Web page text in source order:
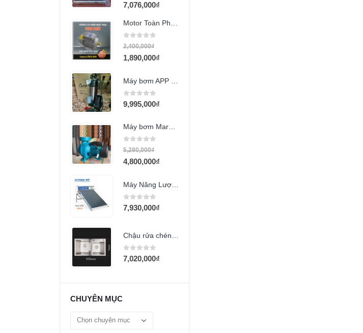
7,076,000₫
Motor Toàn Phát 2HP tua 1490
0 out of 5
2,400,000₫
1,890,000₫
0out of 5
9,995,000₫
Máy bơm Maro 5.5Hp (XGm/7AR)
0 out of 5
5,280,000₫
4,800,000₫
0out of 5
7,930,000₫
0out of 5
7,020,000₫
CHUYÊN MỤC
Chuyên